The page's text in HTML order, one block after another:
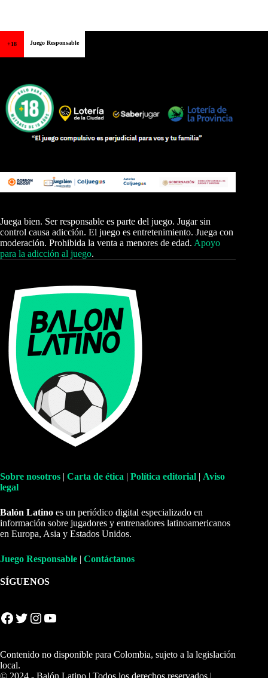
+18 Juego Responsable
Juega bien. Ser responsable es parte del juego. Jugar sin
control causa adicción. El juego es entretenimiento. Juega con
moderación. Prohibida la venta a menores de edad. Apoyo
para la adicción al juego.
Sobre nosotros | Carta de ética | Política editorial | Aviso
legal
Balón Latino es un periódico digital especializado en
información sobre jugadores y entrenadores latinoamericanos
en Europa, Asia y Estados Unidos.
Juego Responsable | Contáctanos
SÍGUENOS
Facebook Twitter Instagram YouTube
Contenido no disponible para Colombia, sujeto a la legislación
local.
© 2024 - Balón Latino | Todos los derechos reservados |